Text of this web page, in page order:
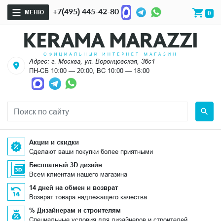
МЕНЮ +7(495) 445-42-80 0
Адрес: г. Москва, ул. Воронцовская, 36с1
ПН-СБ 10:00 — 20:00, ВС 10:00 — 18:00
Акции и скидки
Сделают ваши покупки более приятными
Бесплатный 3D дизайн
Всем клиентам нашего магазина
14 дней на обмен и возврат
Возврат товара надлежащего качества
% Дизайнерам и строителям